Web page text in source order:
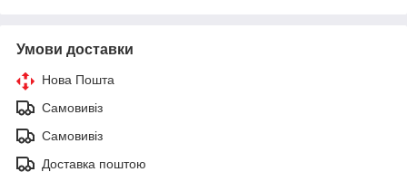
Умови доставки
Нова Пошта
Самовивіз
Самовивіз
Доставка поштою